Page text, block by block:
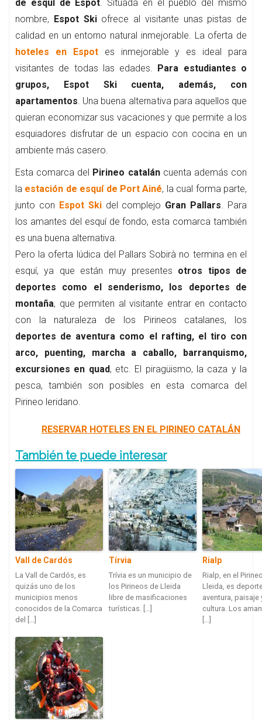
de esquí de Espot. Situada en el pueblo del mismo
nombre, Espot Skiofrece al visitante unas pistas de
calidad en un entorno natural inmejorable. La oferta de
hoteles en Espotes inmejorable y es ideal para
visitantes de todas las edades. Para estudiantes o
grupos, Espot Ski cuenta, además, con
apartamentos. Una buena alternativa para aquellos que
quieran economizar sus vacaciones y que permite a los
esquiadores disfrutar de un espacio con cocina en un
ambiente más casero.
Esta comarca del Pirineo cataláncuenta además con
la estación de esquí de Port Ainé, la cual forma parte,
junto con Espot Skidel complejo Gran Pallars. Para
los amantes del esquí de fondo, esta comarca también
es una buena alternativa.
Pero la oferta lúdica del Pallars Sobirà no termina en el
esquí, ya que están muy presentes otros tipos de
deportes como el senderismo, los deportes de
montaña, que permiten al visitante entrar en contacto
con la naturaleza de los Pirineos catalanes, los
deportes de aventura como el rafting, el tiro con
arco, puenting, marcha a caballo, barranquismo,
excursiones en quad, etc. El piragüismo, la caza y la
pesca, también son posibles en esta comarca del
Pirineo leridano.
RESERVAR HOTELES EN EL PIRINEO CATALÁN
También te puede interesar
Vall de Cardós
La Vall de Cardós, es
quizás uno de los
municipios menos
conocidos de la Comarca
del […]
Tírvia
Trívia es un municipio de
los Pirineos de Lleida
libre de masificaciones
turísticas. […]
Rialp
Rialp, en el
Lleida, es
aventura, paisaje
cultura. Los